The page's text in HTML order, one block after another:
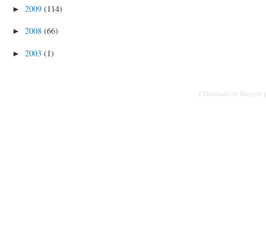
► 2009 (114)
► 2008 (66)
► 2003 (1)
[ Diseñado en Blogger